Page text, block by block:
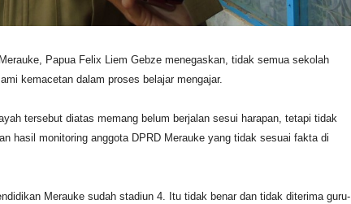
Papua Felix Liem Gebze menegaskan, tidak semua sekolah
kemacetan dalam proses belajar mengajar.
tersebut diatas memang belum berjalan sesui harapan, tetapi tidak
hasil monitoring anggota DPRD Merauke yang tidak sesuai fakta di
Merauke sudah stadiun 4. Itu tidak benar dan tidak diterima guru-